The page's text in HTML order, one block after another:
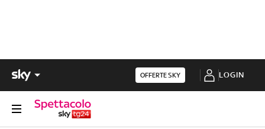
OFFERTE SKY LOGIN